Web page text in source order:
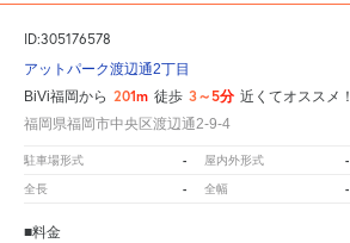
ID:305176578
アットパーク渡辺通2丁目
BiVi福岡から 201m 徒歩 3～5分 近くてオススメ！
福岡県福岡市中央区渡辺通2-9-4
駐車場形式 - 屋内外形式 -
全長 - 全幅 -
■料金